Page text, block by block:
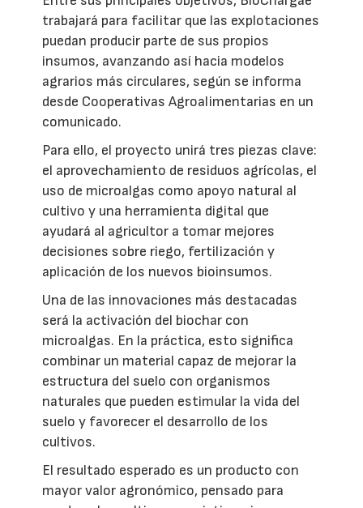
trabajará para facilitar que las explotaciones
puedan producir parte de sus propios
insumos, avanzando así hacia modelos
agrarios más circulares, según se informa
desde Cooperativas Agroalimentarias en un
comunicado.
Para ello, el proyecto unirá tres piezas clave:
el aprovechamiento de residuos agrícolas, el
uso de microalgas como apoyo natural al
cultivo y una herramienta digital que
ayudará al agricultor a tomar mejores
decisiones sobre riego, fertilización y
aplicación de los nuevos bioinsumos.
Una de las innovaciones más destacadas
será la activación del biochar con
microalgas. En la práctica, esto significa
combinar un material capaz de mejorar la
estructura del suelo con organismos
naturales que pueden estimular la vida del
suelo y favorecer el desarrollo de los
cultivos.
El resultado esperado es un producto con
mayor valor agronómico, pensado para